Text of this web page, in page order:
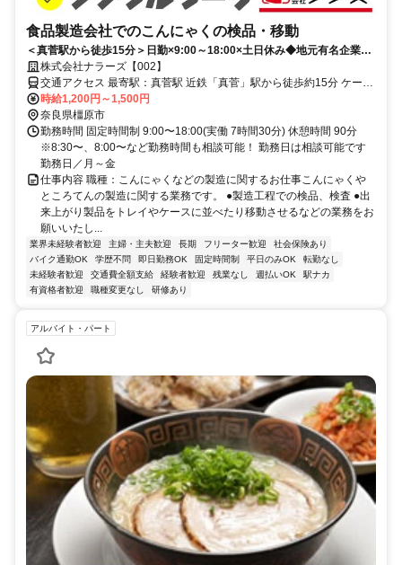
食品製造会社でのこんにゃくの検品・移動
＜真菅駅から徒歩15分＞日勤×9:00～18:00×土日休み◆地元有名企業！
20～50代男性が幅広く活躍中
株式会社ナラーズ【002】
交通アクセス 最寄駅：真菅駅 近鉄「真菅」駅から徒歩約15分 ケーズ
デンキ橿原北店近く 京奈和自動車道、橿原北インター近く 車・バイ
ク通勤OK ★大和高田市、桜井市、奈良市、田原本町、香芝市、葛城
市、御所市、宇陀市、広陵町、天理市など周辺エリアから通勤するス
タッフがたくさんいますよ(^^)
時給1,200円～1,500円
奈良県橿原市
勤務時間 固定時間制 9:00〜18:00(実働 7時間30分) 休憩時間 90分
※8:30〜、8:00〜など勤務時間も相談可能！ 勤務日は相談可能です
勤務日／月～金
仕事内容 職種：こんにゃくなどの製造に関するお仕事こんにゃくや
ところてんの製造に関する業務です。 ●製造工程での検品、検査 ●出
来上がり製品をトレイやケースに並べたり移動させるなどの業務をお
願いいたし...
業界未経験者歓迎 主婦・主夫歓迎 長期 フリーター歓迎
社会保険あり
バイク通勤OK
学歴不問 即日勤務OK 固定時間制 平日のみOK
転勤なし
未経験者歓迎
交通費全額支給 経験者歓迎 残業なし 週払いOK
駅ナカ
有資格者歓迎
職種変更なし 研修あり
アルバイト・パート